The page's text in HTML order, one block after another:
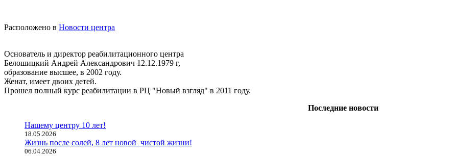
Расположено в Новости центра
Основатель и директор реабилитационного центра
Белошицкий Андрей Александрович 12.12.1979 г,
образование высшее, в 2002 году.
Женат, имеет двоих детей.
Прошел полный курс реабилитации в РЦ "Новый взгляд" в 2011 году.
Последние новости
Нашему центру 10 лет!
18.05.2026
Жизнь после солей, 8 лет новой чистой жизни!
06.04.2026